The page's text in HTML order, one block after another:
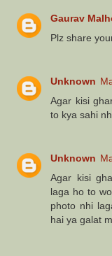
Gaurav
Plz share
Unknown
Agar kisi
to kya sahi
Unknown
Agar kisi
laga ho to
photo nhi
hai ya galat